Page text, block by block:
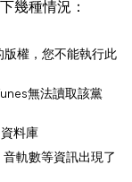
幾種情況：
權，您不能執行此
無法讀取該黨
料庫
軌數等資訊出現了